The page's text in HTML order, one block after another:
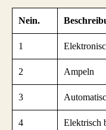
Nein.
1
2 Ampeln
3
4 Elektrisch